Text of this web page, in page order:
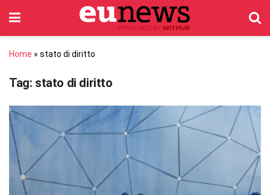
Home » stato di diritto
Tag: stato di diritto